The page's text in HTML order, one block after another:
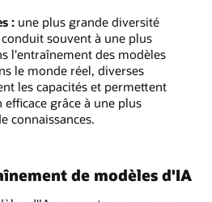
:une plus grande diversité
souvent à une plus
l'entraînement des modèles
le monde réel, diverses
les capacités et permettent
grâce à une plus
connaissances.
de modèles d'IA